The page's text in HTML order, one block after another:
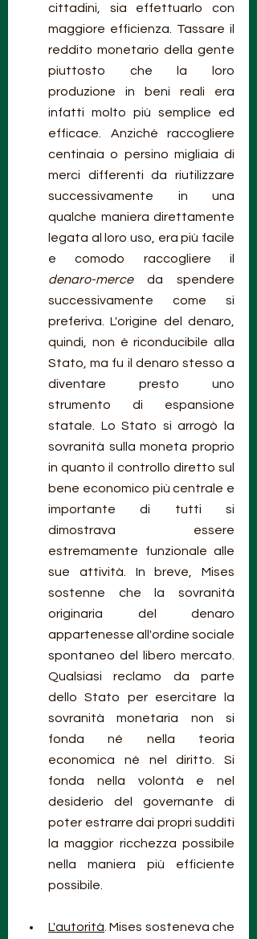
cittadini, sia effettuarlo con
maggiore efficienza. Tassare il
reddito monetario della gente
piuttosto che la loro
produzione in beni reali era
infatti molto più semplice ed
efficace. Anziché raccogliere
centinaia o persino migliaia di
merci differenti da riutilizzare
successivamente in una
qualche maniera direttamente
legata al loro uso, era più facile
denaro-merce da spendere
successivamente come si
preferiva. L'origine del denaro,
quindi, non è riconducibile alla
Stato, ma fu il denaro stesso a
diventare presto uno
strumento di espansione
statale. Lo Stato si arrogò la
sovranità sulla moneta proprio
in quanto il controllo diretto sul
bene economico più centrale e
importante di tutti si
dimostrava essere
estremamente funzionale alle
sue attività. In breve, Mises
sostenne che la sovranità
originaria del denaro
appartenesse all'ordine sociale
spontaneo del libero mercato.
Qualsiasi reclamo da parte
dello Stato per esercitare la
sovranità monetaria non si
fonda né nella teoria
economica né nel diritto. Si
fonda nella volontà e nel
desiderio del governante di
poter estrarre dai propri sudditi
la maggior ricchezza possibile
nella maniera più efficiente
possibile.
L'autorità . Mises sosteneva che